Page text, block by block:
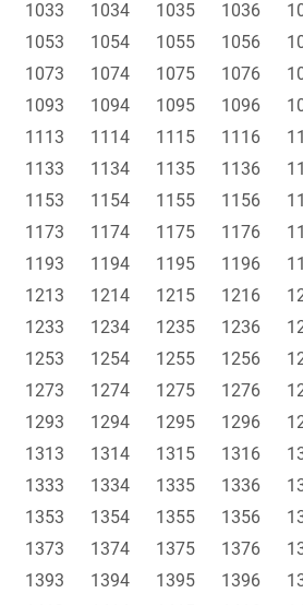
1033 1034 1035 1036
1053 1054 1055 1056
1073 1074 1075 1076
1093 1094 1095 1096
1113 1114 1115 1116
1133 1134 1135 1136
1153 1154 1155 1156
1173 1174 1175 1176
1193 1194 1195 1196
1213 1214 1215 1216
1233 1234 1235 1236
1253 1254 1255 1256
1273 1274 1275 1276
1293 1294 1295 1296
1313 1314 1315 1316
1333 1334 1335 1336
1353 1354 1355 1356
1373 1374 1375 1376
1393 1394 1395 1396